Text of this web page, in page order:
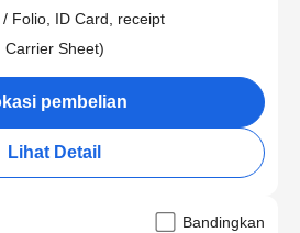
Folio, ID Card, receipt
Carrier Sheet)
pembelian
Lihat Detail
Bandingkan